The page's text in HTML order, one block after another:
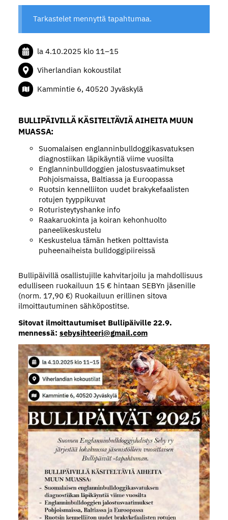
Tarkastelet mennyttä tapahtumaa.
la 4.10.2025 klo 11–15
Viherlandian kokoustilat
Kammintie 6, 40520 Jyväskylä
BULLIPÄIVILLÄ KÄSITELTÄVIÄ AIHEITA MUUN
MUASSA:
Suomalaisen englanninbulldoggikasvatuksen
diagnostiikan läpikäyntiä viime vuosilta
Englanninbulldoggien jalostusvaatimukset
Pohjoismaissa, Baltiassa ja Euroopassa
Ruotsin kennelliiton uudet brakykefaalisten
rotujen tyyppikuvat
Roturisteytyshanke info
Raakaruokinta ja koiran kehonhuolto
paneelikeskustelu
Keskustelua tämän hetken polttavista
puheenaiheista bulldoggipiireissä
Bullipäivillä osallistujille kahvitarjoilu ja mahdollisuus
edulliseen ruokailuun 15 € hintaan SEBYn jäsenille
(norm. 17,90 €) Ruokailuun erillinen sitova
ilmoittautuminen sähköpostitse.
Sitovat ilmoittautumiset Bullipäiville 22.9.
mennessä: sebysihteeri@gmail.com